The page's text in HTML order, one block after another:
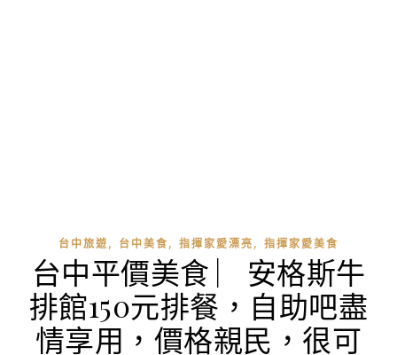
台中旅遊, 台中美食, 指揮家愛漂亮, 指揮家愛美食
台中平價美食 ︳安格斯牛
排館150元排餐，自助吧盡
情享用，價格親民，很可